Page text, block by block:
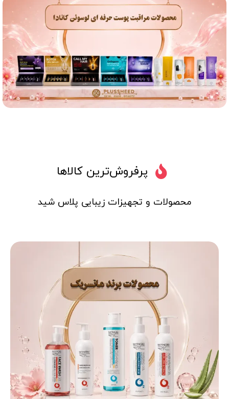
پرفروش‌ترین کالاها
محصولات و تجهیزات زیبایی پلاس شید